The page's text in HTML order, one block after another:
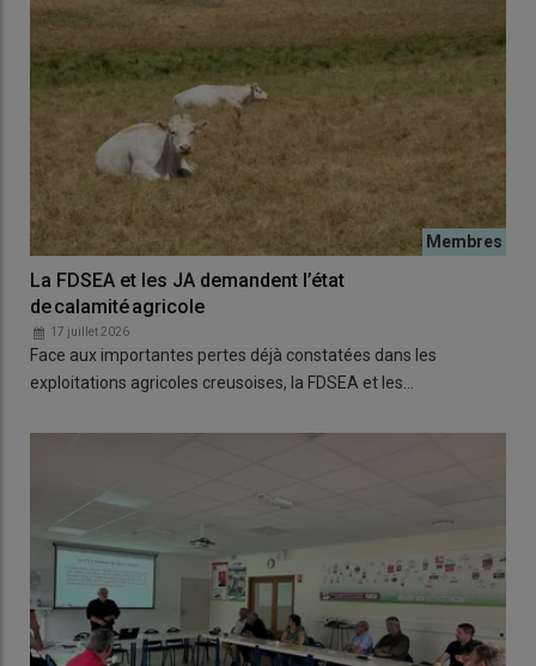
La FDSEA et les JA demandent l’état
de calamité agricole
17 juillet 2026
Face aux importantes pertes déjà constatées dans les
exploitations agricoles creusoises, la FDSEA et les…